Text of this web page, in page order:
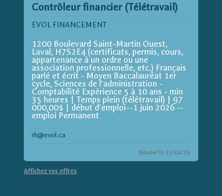
Contrôleur financier (Télétravail)
EVOL FINANCEMENT
1200 Boulevard Saint-Martin Ouest,
Laval, H7S2E4 (certificats, permis, cours,
appartenance à un ordre ou une
association professionnelle, etc.) Français
parlé et écrit - Moyen Baccalauréat 1er
cycle, Sciences de l'administration -
Comptabilité Expérience 5 à 10 ans - min
35 heures | Temps plein (télétravail) | 97
000,00$ | début d'emploi--1 juin 2026 --
emploi Permanent
rh@evol.ca
Ajouter le 22/04/26
Affichez vos offres